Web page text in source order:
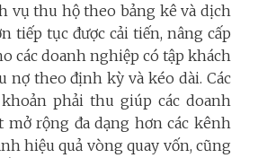
vụ thu hộ theo bảng kê và dịch
tiếp tục được cải tiến, nâng cấp
các doanh nghiệp có tập khách
nợ theo định kỳ và kéo dài. Các
phải thu giúp các doanh
mở rộng đa dạng hơn các kênh
hiệu quả vòng quay vốn, cũng